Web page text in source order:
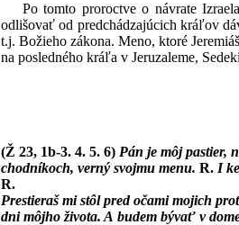
Po tomto proroctve o návrate
odlišovať od predchádzajúcich kráľov
t.j. Božieho zákona. Meno, ktoré
na posledného kráľa v Jeruzaleme,
(Ž 23, 1b-3. 4. 5. 6) Pán je môj pastier,
chodníkoch, verný svojmu menu. R. I
R.
Prestieraš mi stôl pred očami mojich
dni môjho života. A budem bývať v